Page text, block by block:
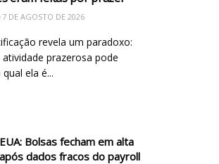
7 DE AGOSTO DE 2026
revela um paradoxo:
prazerosa pode
ela é...
EUA: Bolsas fecham em alta
após dados fracos do payroll